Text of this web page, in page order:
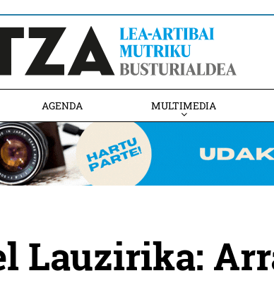
AGENDA MULTIMEDIA
Lauzirika: